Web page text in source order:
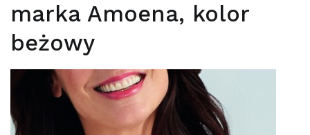
marka Amoena, kolor
beżowy